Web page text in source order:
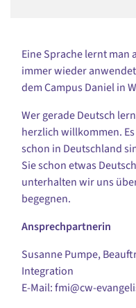
Eine Sprache lernt man
immer wieder
dem Campus Daniel in
Wer gerade Deutsch
herzlich willkommen.
schon in Deutschland
Sie schon etwas
unterhalten wir uns
begegnen.
Ansprechpartnerin
Susanne Pumpe,
Integration
E-Mail: fmi@cw-